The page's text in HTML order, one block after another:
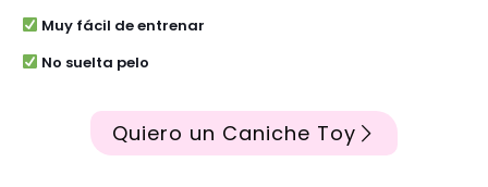
Muy fácil de entrenar
No suelta pelo
Quiero un Caniche Toy